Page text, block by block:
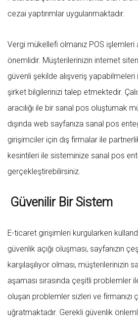
cezai yaptırımlar uygulanmaktadır.
Vergi mükellefi olmanız POS işlemleri
önemlidir. Müşterilerinizin internet
güvenli şekilde alışveriş
şirket bilgilerinizi talep etmektedir.
aracılığı ile bir sanal pos oluştumak
dışında web sayfanıza sanal pos
girişimciler için dış firmalar ile
kesintileri ile sisteminize sanal pos
gerçekleştirebilirsiniz.
Güvenilir Bir Sistem
E-ticaret girişimleri kurgularken
güvenlik açığı oluşması, sayfanızın
karşılaşılıyor olması, müşterilerinizin
aşaması sırasında çeşitli problemler
oluşan problemler sizleri ve firmanızı
uğratmaktadır. Gerekli güvenlik